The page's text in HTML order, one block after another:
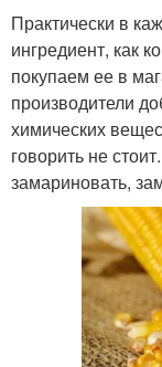
Практически в
ингредиент, как
покупаем ее в
производители
химических
говорить не
замариновать,